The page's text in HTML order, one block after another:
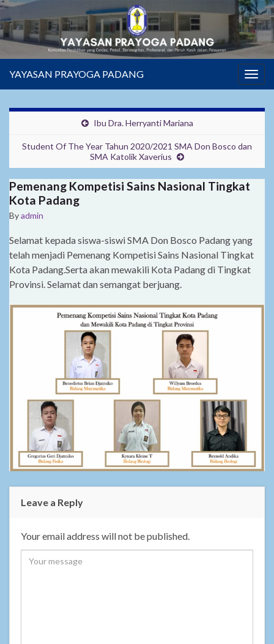
YAYASAN PRAYOGA PADANG
Ibu Dra. Herryanti Mariana
Student Of The Year Tahun 2020/2021 SMA Don Bosco dan
SMA Katolik Xaverius
Pemenang Kompetisi Sains Nasional Tingkat
Kota Padang
Byadmin
Selamat kepada siswa-siswi SMA Don Bosco Padang yang
telah menjadi Pemenang Kompetisi Sains Nasional Tingkat
Kota Padang.Serta akan mewakili Kota Padang di Tingkat
Provinsi. Selamat dan semangat berjuang.
Leave a Reply
Your email address will not be published.